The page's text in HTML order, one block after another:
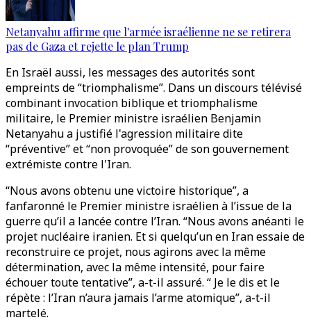
Netanyahu affirme que l'armée israélienne ne se retirera
pas de Gaza et rejette le plan Trump
En Israël aussi, les messages des autorités sont
empreints de “triomphalisme”. Dans un discours télévisé
combinant invocation biblique et triomphalisme
militaire, le Premier ministre israélien Benjamin
Netanyahu a justifié l'agression militaire dite
“préventive” et “non provoquée” de son gouvernement
extrémiste contre l'Iran.
“Nous avons obtenu une victoire historique”, a
fanfaronné le Premier ministre israélien à l’issue de la
guerre qu’il a lancée contre l’Iran. “Nous avons anéanti le
projet nucléaire iranien. Et si quelqu’un en Iran essaie de
reconstruire ce projet, nous agirons avec la même
détermination, avec la même intensité, pour faire
échouer toute tentative”, a-t-il assuré. “ Je le dis et le
répète : l’Iran n’aura jamais l’arme atomique”, a-t-il
martelé.